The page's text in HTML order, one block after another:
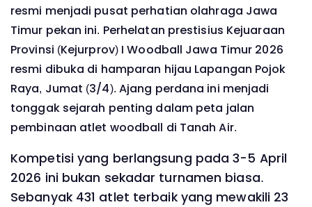
resmi menjadi pusat perhatian olahraga Jawa
Timur pekan ini. Perhelatan prestisius Kejuaraan
Provinsi (Kejurprov) I Woodball Jawa Timur 2026
resmi dibuka di hamparan hijau Lapangan Pojok
Raya, Jumat (3/4). Ajang perdana ini menjadi
tonggak sejarah penting dalam peta jalan
pembinaan atlet woodball di Tanah Air.
Kompetisi yang berlangsung pada 3-5 April
2026 ini bukan sekadar turnamen biasa.
Sebanyak 431 atlet terbaik yang mewakili 23